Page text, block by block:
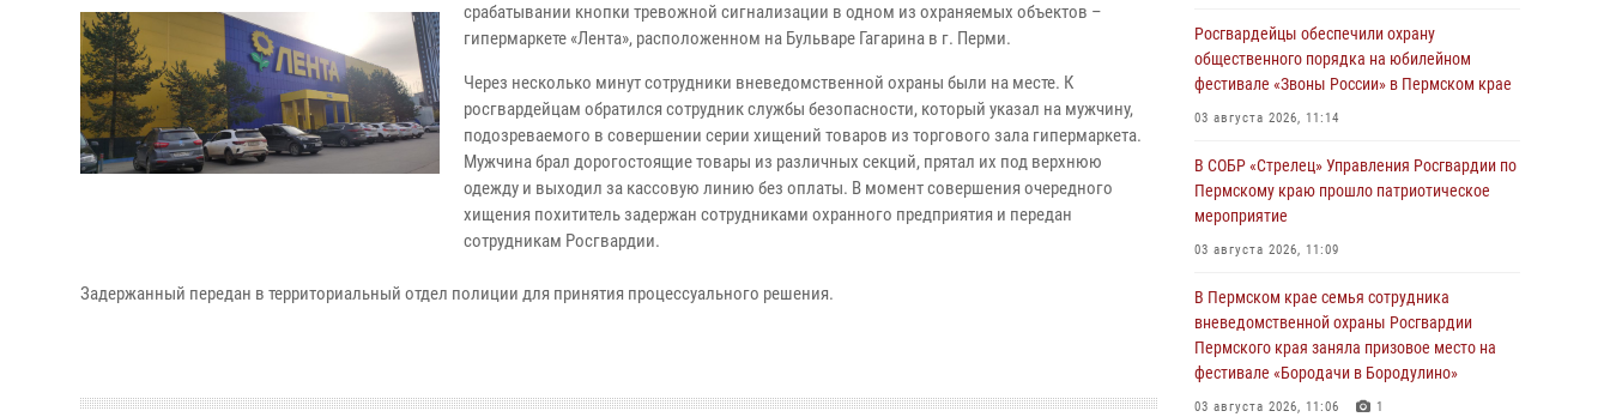
срабатывании кнопки тревожной сигнализации в одном из охраняемых объектов –
гипермаркете «Лента», расположенном на Бульваре Гагарина в г. Перми.
Через несколько минут сотрудники вневедомственной охраны были на месте. К
росгвардейцам обратился сотрудник службы безопасности, который указал на мужчину,
подозреваемого в совершении серии хищений товаров из торгового зала гипермаркета.
Мужчина брал дорогостоящие товары из различных секций, прятал их под верхнюю
одежду и выходил за кассовую линию без оплаты. В момент совершения очередного
хищения похититель задержан сотрудниками охранного предприятия и передан
сотрудникам Росгвардии.
Задержанный передан в территориальный отдел полиции для принятия процессуального решения.
Росгвардейцы обеспечили охрану
общественного порядка на юбилейном
фестивале «Звоны России» в Пермском крае
03 августа 2026, 11:14
В СОБР «Стрелец» Управления Росгвардии по
Пермскому краю прошло патриотическое
мероприятие
03 августа 2026, 11:09
В Пермском крае семья сотрудника
вневедомственной охраны Росгвардии
Пермского края заняла призовое место на
фестивале «Бородачи в Бородулино»
03 августа 2026, 11:06 1